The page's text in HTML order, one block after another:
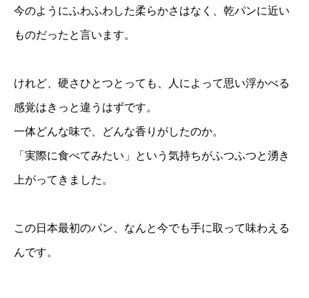
今のようにふわふわした柔らかさはなく、乾パンに近い
ものだったと言います。
けれど、硬さひとつとっても、人によって思い浮かべる
感覚はきっと違うはずです。
一体どんな味で、どんな香りがしたのか。
「実際に食べてみたい」という気持ちがふつふつと湧き
上がってきました。
この日本最初のパン、なんと今でも手に取って味わえる
んです。